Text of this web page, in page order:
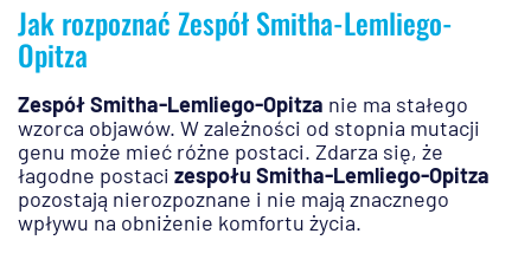
Jak rozpoznać Zespół Smitha-Lemliego-
Opitza
Zespół Smitha-Lemliego-Opitza nie ma stałego
wzorca objawów. W zależności od stopnia mutacji
genu może mieć różne postaci. Zdarza się, że
łagodne postaci zespołu Smitha-Lemliego-Opitza
pozostają nierozpoznane i nie mają znacznego
wpływu na obniżenie komfortu życia.